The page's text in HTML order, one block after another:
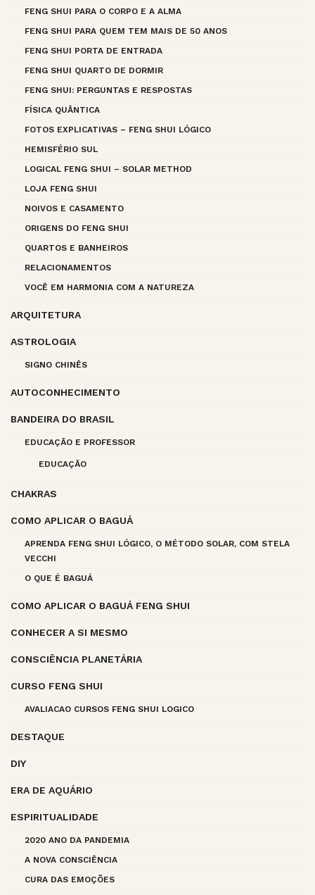
FENG SHUI PARA O CORPO E A ALMA
FENG SHUI PARA QUEM TEM MAIS DE 50 ANOS
FENG SHUI PORTA DE ENTRADA
FENG SHUI QUARTO DE DORMIR
FENG SHUI: PERGUNTAS E RESPOSTAS
FÍSICA QUÂNTICA
FOTOS EXPLICATIVAS – FENG SHUI LÓGICO
HEMISFÉRIO SUL
LOGICAL FENG SHUI – SOLAR METHOD
LOJA FENG SHUI
NOIVOS E CASAMENTO
ORIGENS DO FENG SHUI
QUARTOS E BANHEIROS
RELACIONAMENTOS
VOCÊ EM HARMONIA COM A NATUREZA
ARQUITETURA
ASTROLOGIA
SIGNO CHINÊS
AUTOCONHECIMENTO
BANDEIRA DO BRASIL
EDUCAÇÃO E PROFESSOR
EDUCAÇÃO
CHAKRAS
COMO APLICAR O BAGUÁ
APRENDA FENG SHUI LÓGICO, O MÉTODO SOLAR, COM STELA
VECCHI
O QUE É BAGUÁ
COMO APLICAR O BAGUÁ FENG SHUI
CONHECER A SI MESMO
CONSCIÊNCIA PLANETÁRIA
CURSO FENG SHUI
AVALIACAO CURSOS FENG SHUI LOGICO
DESTAQUE
DIY
ERA DE AQUÁRIO
ESPIRITUALIDADE
2020 ANO DA PANDEMIA
A NOVA CONSCIÊNCIA
CURA DAS EMOÇÕES